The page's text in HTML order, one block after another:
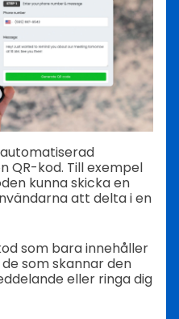
QR-kod. Till exempel
kunna skicka en
att delta i en
som bara innehåller
som skannar den
eller ringa dig